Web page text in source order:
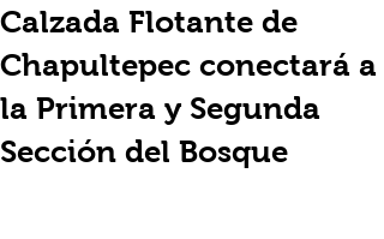
Calzada Flotante de
Chapultepec conectará a
la Primera y Segunda
Sección del Bosque